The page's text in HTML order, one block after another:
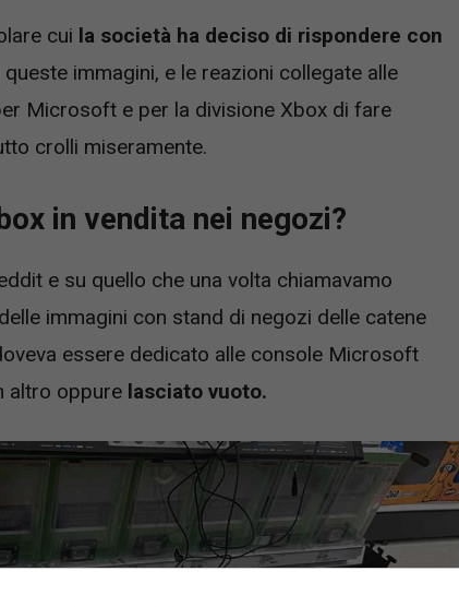
cui la società ha deciso di rispondere con
immagini, e le reazioni collegate alle
Microsoft e per la divisione Xbox di fare
crolli miseramente.
in vendita nei negozi?
e su quello che una volta chiamavamo
immagini con stand di negozi delle catene
essere dedicato alle console Microsoft
altro oppure lasciato vuoto.